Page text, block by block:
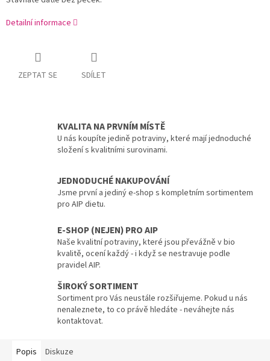
Detailní informace
ZEPTAT SE SDÍLET
KVALITA NA PRVNÍM MÍSTĚ
U nás koupíte jedině potraviny, které mají jednoduché
složení s kvalitními surovinami.
JEDNODUCHÉ NAKUPOVÁNÍ
Jsme první a jediný e-shop s kompletním sortimentem
pro AIP dietu.
E-SHOP (NEJEN) PRO AIP
Naše kvalitní potraviny, které jsou převážně v bio
kvalitě, ocení každý - i když se nestravuje podle
pravidel AIP.
ŠIROKÝ SORTIMENT
Sortiment pro Vás neustále rozšiřujeme. Pokud u nás
nenaleznete, to co právě hledáte - neváhejte nás
kontaktovat.
Popis Diskuze